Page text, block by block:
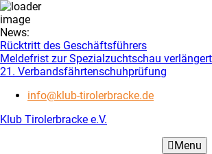
Skip
to
content
News:
Rücktritt des Geschäftsführers
Meldefrist zur Spezialzuchtschau
21. Verbandsfährtenschuhprüfung
info@klub-tirolerbracke.de
Klub Tirolerbracke e.V.
Menu